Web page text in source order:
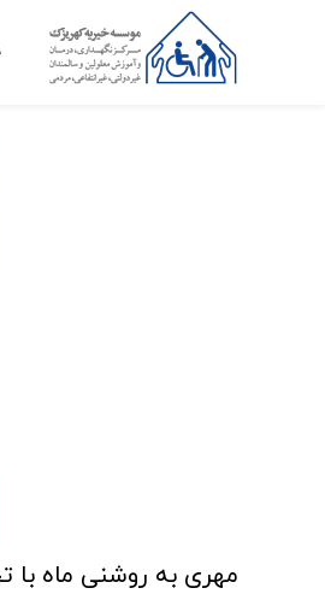
مهری به روشنی ماه با